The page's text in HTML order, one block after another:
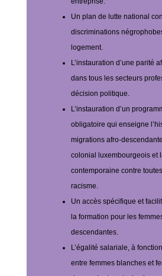
Un plan de lutte national
discriminations
logement.
L’instauration d’une parité
dans tous les secteurs
décision politique.
L’instauration d’un
obligatoire qui enseigne
migrations afro-
colonial luxembourgeois et
contemporaine contre
racisme.
Un accès spécifique et
la formation pour les
descendantes.
L’égalité salariale, à
entre femmes blanches et